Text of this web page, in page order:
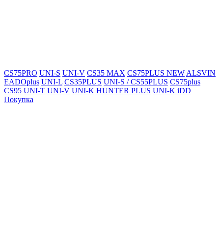
CS75PRO UNI-S UNI-V CS35 MAX CS75PLUS NEW ALSVIN
EADOplus UNI-L CS35PLUS UNI-S / CS55PLUS CS75plus
CS95 UNI-T UNI-V UNI-K HUNTER PLUS UNI-K iDD
Покупка